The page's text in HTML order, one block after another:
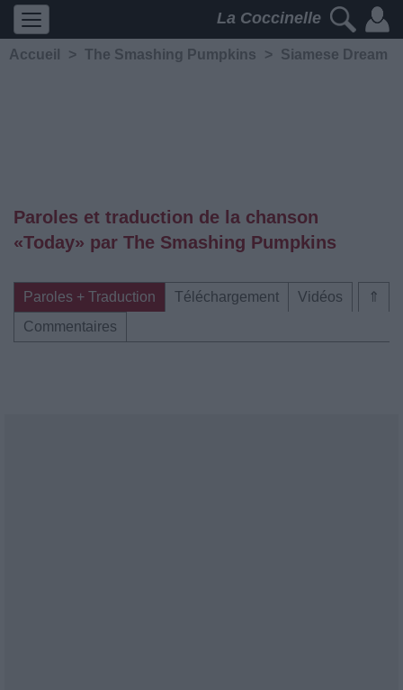
La Coccinelle
Accueil > The Smashing Pumpkins > Siamese Dream
Paroles et traduction de la chanson
«Today» par The Smashing Pumpkins
⇑
Paroles + Traduction Téléchargement
Vidéos
Commentaires